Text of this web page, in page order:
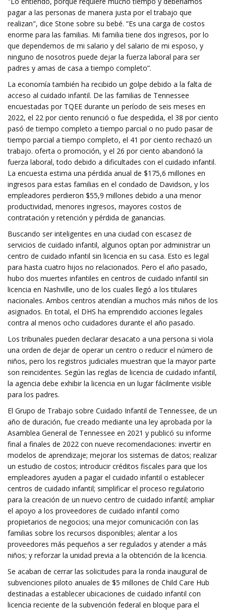
pagar a las personas de manera justa por el trabajo que
realizan", dice Stone sobre su bebé. “Es una carga de costos
enorme para las familias. Mi familia tiene dos ingresos, por lo
que dependemos de mi salario y del salario de mi esposo, y
ninguno de nosotros puede dejar la fuerza laboral para ser
padres y amas de casa a tiempo completo”.
La economía también ha recibido un golpe debido a la falta de
acceso al cuidado infantil. De las familias de Tennessee
encuestadas por TQEE durante un período de seis meses en
2022, el 22 por ciento renunció o fue despedida, el 38 por ciento
pasó de tiempo completo a tiempo parcial o no pudo pasar de
tiempo parcial a tiempo completo, el 41 por ciento rechazó un
trabajo. oferta o promoción, y el 26 por ciento abandonó la
fuerza laboral, todo debido a dificultades con el cuidado infantil.
La encuesta estima una pérdida anual de $175,6 millones en
ingresos para estas familias en el condado de Davidson, y los
empleadores perdieron $55,9 millones debido a una menor
productividad, menores ingresos, mayores costos de
contratación y retención y pérdida de ganancias.
Buscando ser inteligentes en una ciudad con escasez de
servicios de cuidado infantil, algunos optan por administrar un
centro de cuidado infantil sin licencia en su casa. Esto es legal
para hasta cuatro hijos no relacionados. Pero el año pasado,
hubo dos muertes infantiles en centros de cuidado infantil sin
licencia en Nashville, uno de los cuales llegó a los titulares
nacionales. Ambos centros atendían a muchos más niños de los
asignados. En total, el DHS ha emprendido acciones legales
contra al menos ocho cuidadores durante el año pasado.
Los tribunales pueden declarar desacato a una persona si viola
una orden de dejar de operar un centro o reducir el número de
niños, pero los registros judiciales muestran que la mayor parte
son reincidentes. Según las reglas de licencia de cuidado infantil,
la agencia debe exhibir la licencia en un lugar fácilmente visible
para los padres.
El Grupo de Trabajo sobre Cuidado Infantil de Tennessee, de un
año de duración, fue creado mediante una ley aprobada por la
Asamblea General de Tennessee en 2021 y publicó su informe
final a finales de 2022 con nueve recomendaciones: invertir en
modelos de aprendizaje; mejorar los sistemas de datos; realizar
un estudio de costos; introducir créditos fiscales para que los
empleadores ayuden a pagar el cuidado infantil o establecer
centros de cuidado infantil; simplificar el proceso regulatorio
para la creación de un nuevo centro de cuidado infantil; ampliar
el apoyo a los proveedores de cuidado infantil como
propietarios de negocios; una mejor comunicación con las
familias sobre los recursos disponibles; alentar a los
proveedores más pequeños a ser regulados y atender a más
niños; y reforzar la unidad previa a la obtención de la licencia.
Se acaban de cerrar las solicitudes para la ronda inaugural de
subvenciones piloto anuales de $5 millones de Child Care Hub
destinadas a establecer ubicaciones de cuidado infantil con
licencia reciente de la subvención federal en bloque para el